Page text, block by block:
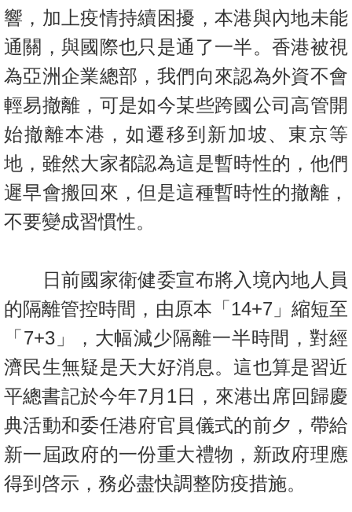
響，加上疫情持續困擾，本港與內地未能
通關，與國際也只是通了一半。香港被視
為亞洲企業總部，我們向來認為外資不會
輕易撤離，可是如今某些跨國公司高管開
始撤離本港，如遷移到新加坡、東京等
地，雖然大家都認為這是暫時性的，他們
遲早會搬回來，但是這種暫時性的撤離，
不要變成習慣性。
日前國家衛健委宣布將入境內地人員
的隔離管控時間，由原本「14+7」縮短至
「7+3」，大幅減少隔離一半時間，對經
濟民生無疑是天大好消息。這也算是習近
平總書記於今年7月1日，來港出席回歸慶
典活動和委任港府官員儀式的前夕，帶給
新一屆政府的一份重大禮物，新政府理應
得到啓示，務必盡快調整防疫措施。